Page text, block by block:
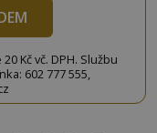
Kč vč. DPH. Službu
602 777 555,